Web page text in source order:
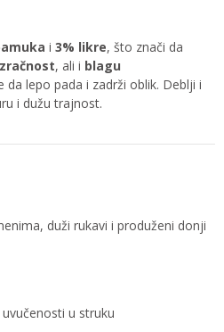
i 3% likre, što znači da
, ali i blagu
lepo pada i zadrži oblik. Deblji i
i dužu trajnost.
duži rukavi i produženi donji
u struku